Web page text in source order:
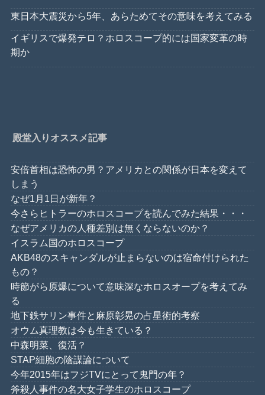
東日本大震災から5年、あらためてその意味を考えてみる
イギリスで爆発テロ？ホロスコープ的には国家変革の時
期か
殿堂入りオススメ記事
安倍首相は恐怖の男？アメリカとの関係が日本を変えて
しまう
なぜ1月1日が新年？
今さらヒトラーのホロスコープを読んでみた結果・・・
なぜアメリカの人種差別は無くならないのか？
イスラム国のホロスコープ
AKB48のスキャンダルが止まらないのは宿命付けられた
もの？
時節がら原爆について意味深なホロスオープを考えてみ
る
地下鉄サリン事件と麻原彰晃の占星術的考察
オウム真理教は今も生きている？
中森明菜、復活？
STAP細胞の陰謀論について
今年2015年はフジTVにとって鬼門の年？
斧殺人事件の名大女子学生のホロスコープ